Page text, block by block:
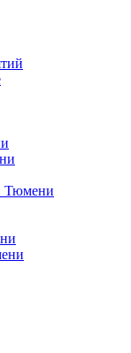
Тюмени